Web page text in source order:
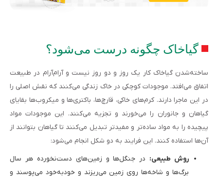
گیاخاک چگونه درست می‌شود؟
ساخته‌شدن گیاخاک کار یک روز و دو روز نیست و آرام‌آرام در طبیعت
اتفاق می‌افتد. موجودات کوچکی در خاک زندگی می‌کنند که نقش اصلی را
در این ماجرا دارند. کرم‌های خاکی، قارچ‌ها، باکتری‌ها و میکروب‌ها بقایای
گیاهان و جانوران را می‌خورند و تجزیه می‌کنند. این موجودات مواد
پیچیده را به مواد ساده‌تر و مفیدتر تبدیل می‌کنند تا گیاهان بتوانند از
آن‌ها استفاده کنند. این فرایند به دو شکل انجام می‌شود:
روش طبیعی: در جنگل‌ها و زمین‌های دست‌نخورده هر سال
برگ‌ها و شاخه‌ها روی زمین می‌ریزند و خودبه‌خود می‌پوسند و